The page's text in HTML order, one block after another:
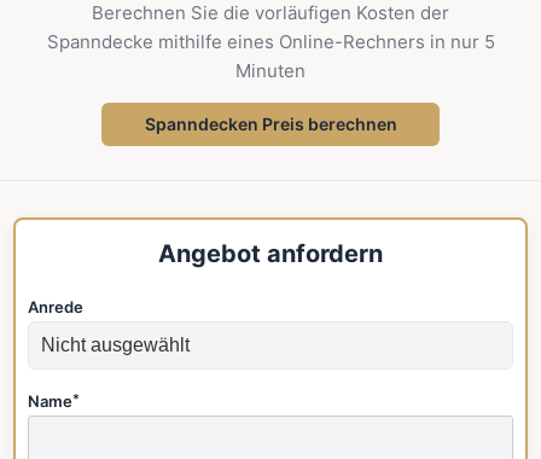
Berechnen Sie die vorläufigen Kosten der
Spanndecke mithilfe eines Online-Rechners in nur 5
Minuten
Spanndecken Preis berechnen
Angebot anfordern
Anrede
Name*